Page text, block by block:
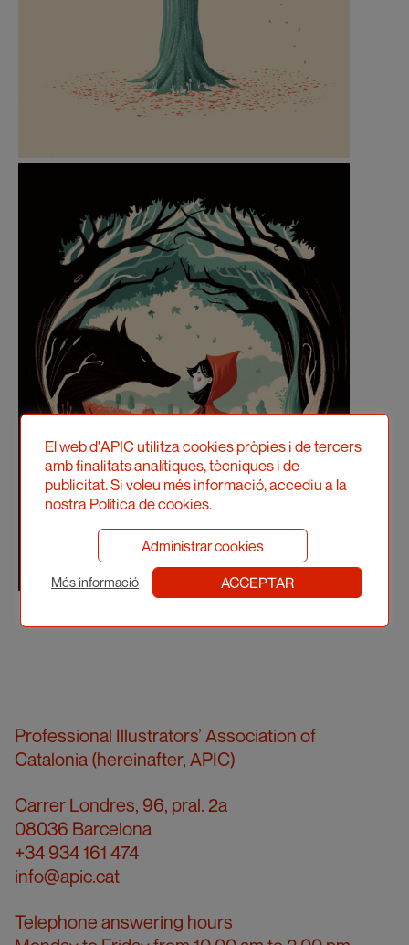
Professional Illustrators’ Association of
Catalonia (hereinafter, APIC)
Carrer Londres, 96, pral. 2a
08036 Barcelona
+34 934 161 474
info@apic.cat
Telephone answering hours
El web d'APIC utilitza cookies pròpies i de tercers
amb finalitats analítiques, tècniques i de
publicitat. Si voleu més informació, accediu a la
nostra Política de cookies.
Administrar cookies
Més informació ACCEPTAR